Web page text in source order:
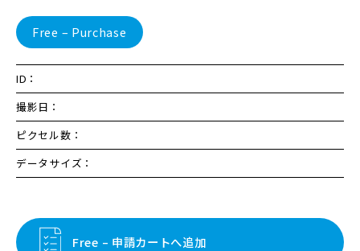
Free – Purchase
ID：
撮影日：
ピクセル数：
データサイズ：
Free – 申請カートへ追加